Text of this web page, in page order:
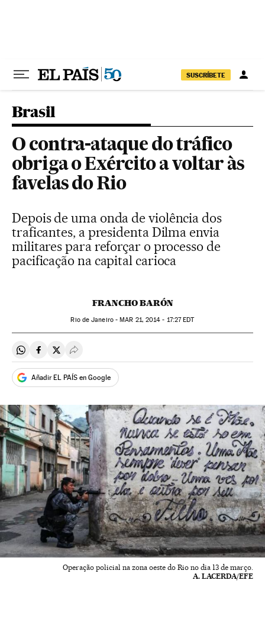
SUSCRÍBETE
Brasil
O contra-ataque do tráfico
obriga o Exército a voltar às
favelas do Rio
Depois de uma onda de violência dos
traficantes, a presidenta Dilma envia
militares para reforçar o processo de
pacificação na capital carioca
FRANCHO BARÓN
Rio de Janeiro -MAR 21, 2014 - 17:27EDT
Compartir en Whatsapp
Compartir en Facebook
Compartir en Twitter
Desplegar Redes Sociales
Añadir EL PAÍS en Google
Operação policial na zona oeste do Rio no dia 13 de março.
A. LACERDA/EFE